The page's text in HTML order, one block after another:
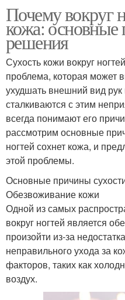
Почему вокруг
кожа:
решения
Сухость кожи вокруг
проблема, которая может
ухудшать внешний вид
сталкиваются с этим
всегда понимают его
рассмотрим основные
ногтей сохнет кожа, и
этой проблемы.
Основные причины
Обезвоживание кожи
Одной из самых
вокруг ногтей является
произойти из-за
неправильного ухода за
факторов, таких как
воздух.